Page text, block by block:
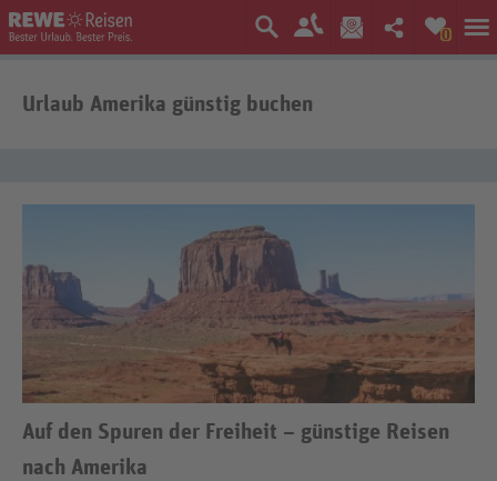
0
Urlaub Amerika günstig buchen
Auf den Spuren der Freiheit – günstige Reisen
nach Amerika